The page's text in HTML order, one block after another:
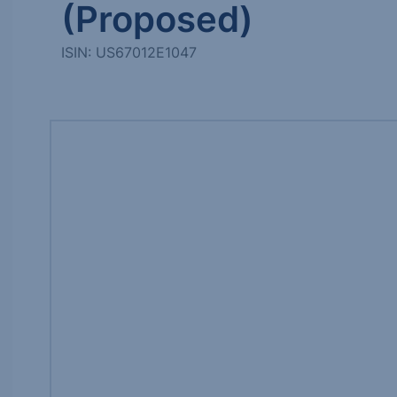
(Proposed)
ISIN: US67012E1047